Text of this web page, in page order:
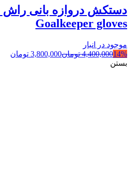
Goalkeeper gloves
موجود در انبار
14%
4,400,000 تومان3,800,000 تومان
بستن